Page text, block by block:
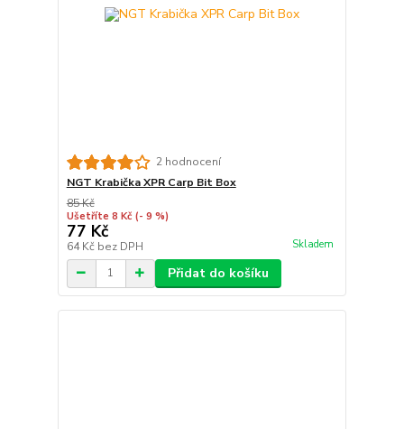
2 hodnocení
NGT Krabička XPR Carp Bit Box
85 Kč
Ušetříte 8 Kč (- 9 %)
77 Kč
64 Kč bez DPH Skladem
Přidat do košíku